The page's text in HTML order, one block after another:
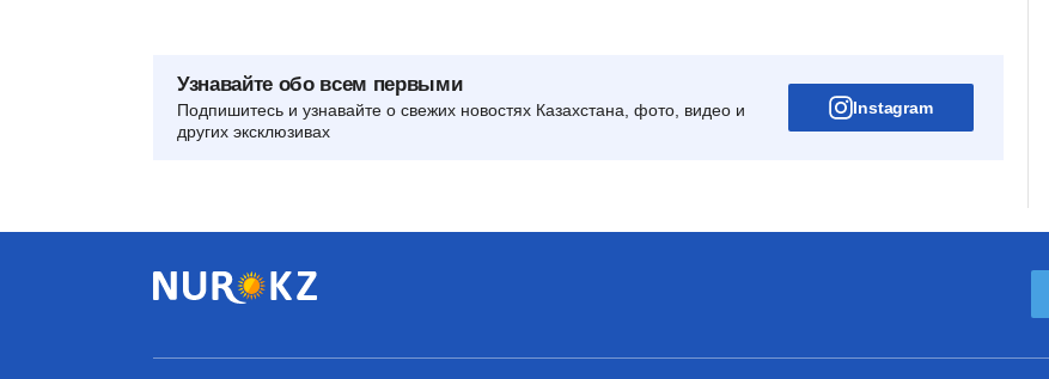
Узнавайте обо всем первыми
Подпишитесь и узнавайте о свежих новостях Казахстана, фото, видео и
других эксклюзивах
Instagram